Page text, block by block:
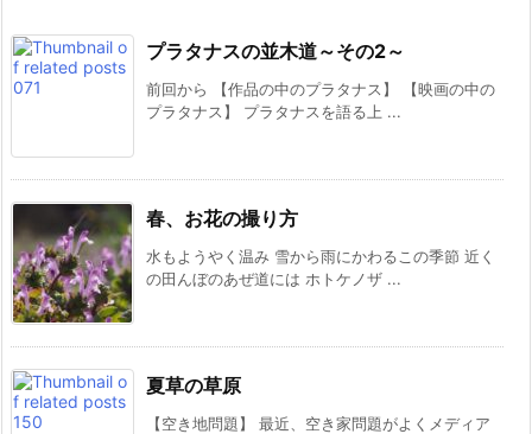
プラタナスの並木道～その2～
前回から 【作品の中のプラタナス】 【映画の中の
プラタナス】 プラタナスを語る上 ...
春、お花の撮り方
水もようやく温み 雪から雨にかわるこの季節 近く
の田んぼのあぜ道には ホトケノザ ...
夏草の草原
【空き地問題】 最近、空き家問題がよくメディア